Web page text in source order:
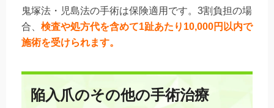
鬼塚法・児島法の手術は保険適用です。3割負担の場
合、 検査や処方代を含めて1趾あたり10,000円以内で
施術を受けられます。
陥入爪のその他の手術治療